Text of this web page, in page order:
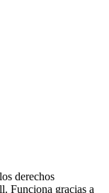
derechos
Funciona gracias a